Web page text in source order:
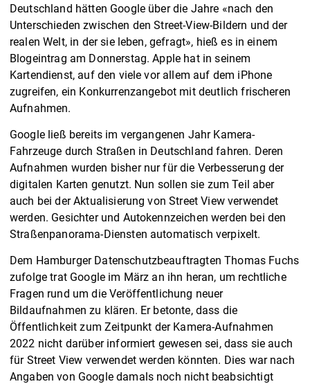
Deutschland hätten Google über die Jahre «nach den
Unterschieden zwischen den Street-View-Bildern und der
realen Welt, in der sie leben, gefragt», hieß es in einem
Blogeintrag am Donnerstag. Apple hat in seinem
Kartendienst, auf den viele vor allem auf dem iPhone
zugreifen, ein Konkurrenzangebot mit deutlich frischeren
Aufnahmen.
Google ließ bereits im vergangenen Jahr Kamera-
Fahrzeuge durch Straßen in Deutschland fahren. Deren
Aufnahmen wurden bisher nur für die Verbesserung der
digitalen Karten genutzt. Nun sollen sie zum Teil aber
auch bei der Aktualisierung von Street View verwendet
werden. Gesichter und Autokennzeichen werden bei den
Straßenpanorama-Diensten automatisch verpixelt.
Dem Hamburger Datenschutzbeauftragten Thomas Fuchs
zufolge trat Google im März an ihn heran, um rechtliche
Fragen rund um die Veröffentlichung neuer
Bildaufnahmen zu klären. Er betonte, dass die
Öffentlichkeit zum Zeitpunkt der Kamera-Aufnahmen
2022 nicht darüber informiert gewesen sei, dass sie auch
für Street View verwendet werden könnten. Dies war nach
Angaben von Google damals noch nicht beabsichtigt